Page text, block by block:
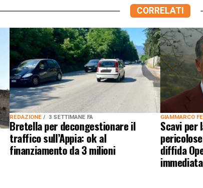
CORRELATI
REDAZIONE 3 SETTIMANE FA
Bretella per decongestionare il
traffico sull’Appia: ok al
finanziamento da 3 milioni
GIAMMARCO
Scavi per
diffida